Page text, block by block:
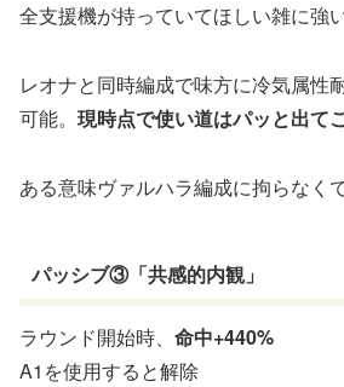
全支援機が持っていてほしい雑に強
レオナと同時編成で味方に冷気属性
可能。 現時点で使い道はパッと出て
ある意味ヴァルハラ編成に拘らなく
パッシブ③「共感的内観」
ラウンド開始時、 命中+440%
A1を使用すると解除